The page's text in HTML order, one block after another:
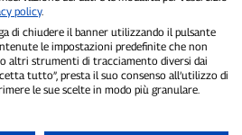
Benedusi
Policy-Cookie Policy
davvero, lo trovi su P300.it"
© P300.it 2012-2026
policy.
di chiudere il banner utilizzando il pulsante
le impostazioni predefinite che non
altri strumenti di tracciamento diversi dai
tutto”, presta il suo consenso all’utilizzo di
le sue scelte in modo più granulare.